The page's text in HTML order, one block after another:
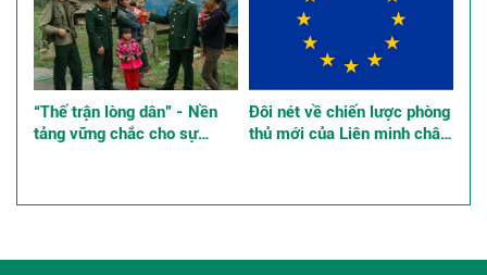
“Thế trận lòng dân” - Nền
tảng vững chắc cho sự
Đôi nét về chiến lược phòng
thủ mới của Liên minh châu